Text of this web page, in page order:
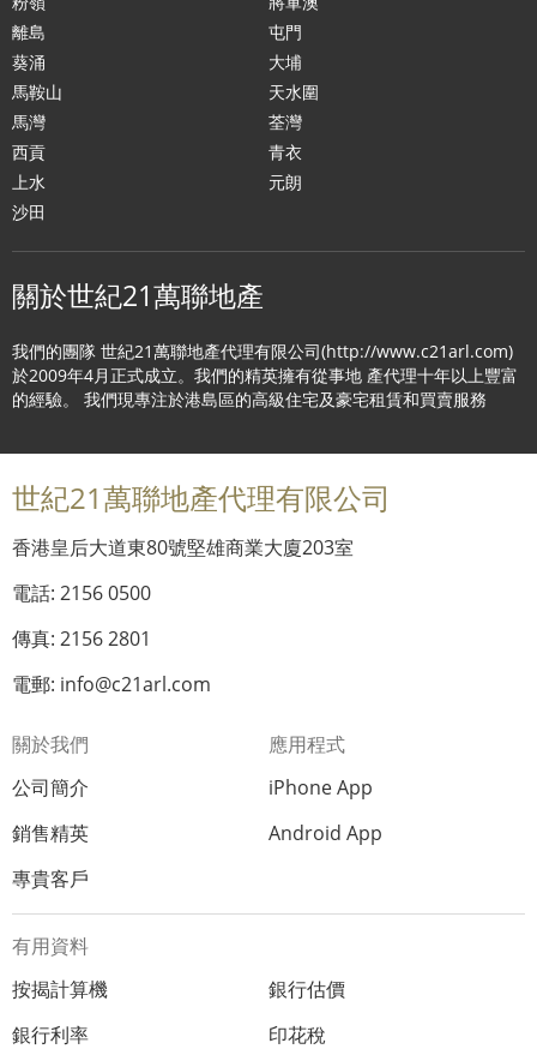
離島
葵涌
馬鞍山
馬灣
西貢
上水
沙田
屯門
大埔
天水圍
荃灣
青衣
元朗
關於世紀21萬聯地產
我們的團隊 世紀21萬聯地產代理有限公司(http://www.c21arl.com)
於2009年4月正式成立。我們的精英擁有從事地 產代理十年以上豐富
的經驗。 我們現專注於港島區的高級住宅及豪宅租賃和買賣服務
世紀21萬聯地產代理有限公司
香港皇后大道東80號堅雄商業大廈203室
電話: 2156 0500
傳真: 2156 2801
電郵: info@c21arl.com
關於我們
公司簡介
銷售精英
專貴客戶
應用程式
iPhone App
Android App
有用資料
按揭計算機
銀行估價
銀行利率
印花稅